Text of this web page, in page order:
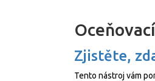
Zjistěte,
Tento nástroj vám